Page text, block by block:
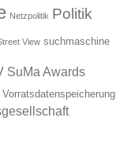
Netzpolitik Politik
View suchmaschine
SuMa Awards
Vorratsdatenspeicherung